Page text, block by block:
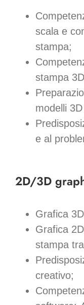
scala e
stampa;
stampa
modelli
e al
2D/3D
Grafica
Grafica
stampa
creativo;